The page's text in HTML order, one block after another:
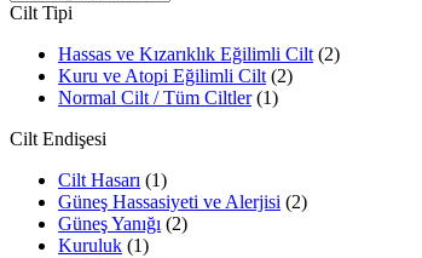
Cilt Tipi
Hassas ve Kızarıklık Eğilimli Cilt (2)
Kuru ve Atopi Eğilimli Cilt (2)
Normal Cilt / Tüm Ciltler (1)
Cilt Endişesi
Cilt Hasarı (1)
Güneş Hassasiyeti ve Alerjisi (2)
Güneş Yanığı (2)
Kuruluk (1)